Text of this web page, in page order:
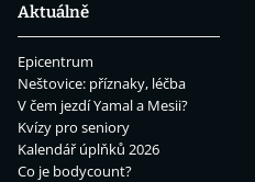
Aktuálně
Epicentrum
Neštovice: příznaky, léčba
V čem jezdí Yamal a Mesii?
Kvízy pro seniory
Kalendář úplňků 2026
Co je bodycount?